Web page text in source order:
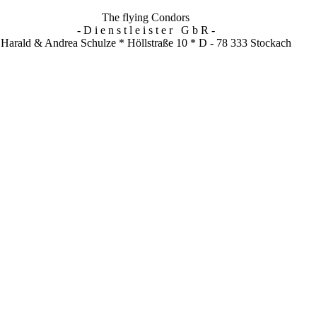
The flying Condors
- D i e n s t l e i s t e r G b R -
Harald & Andrea Schulze * Höllstraße 10 * D - 78 333 Stockach